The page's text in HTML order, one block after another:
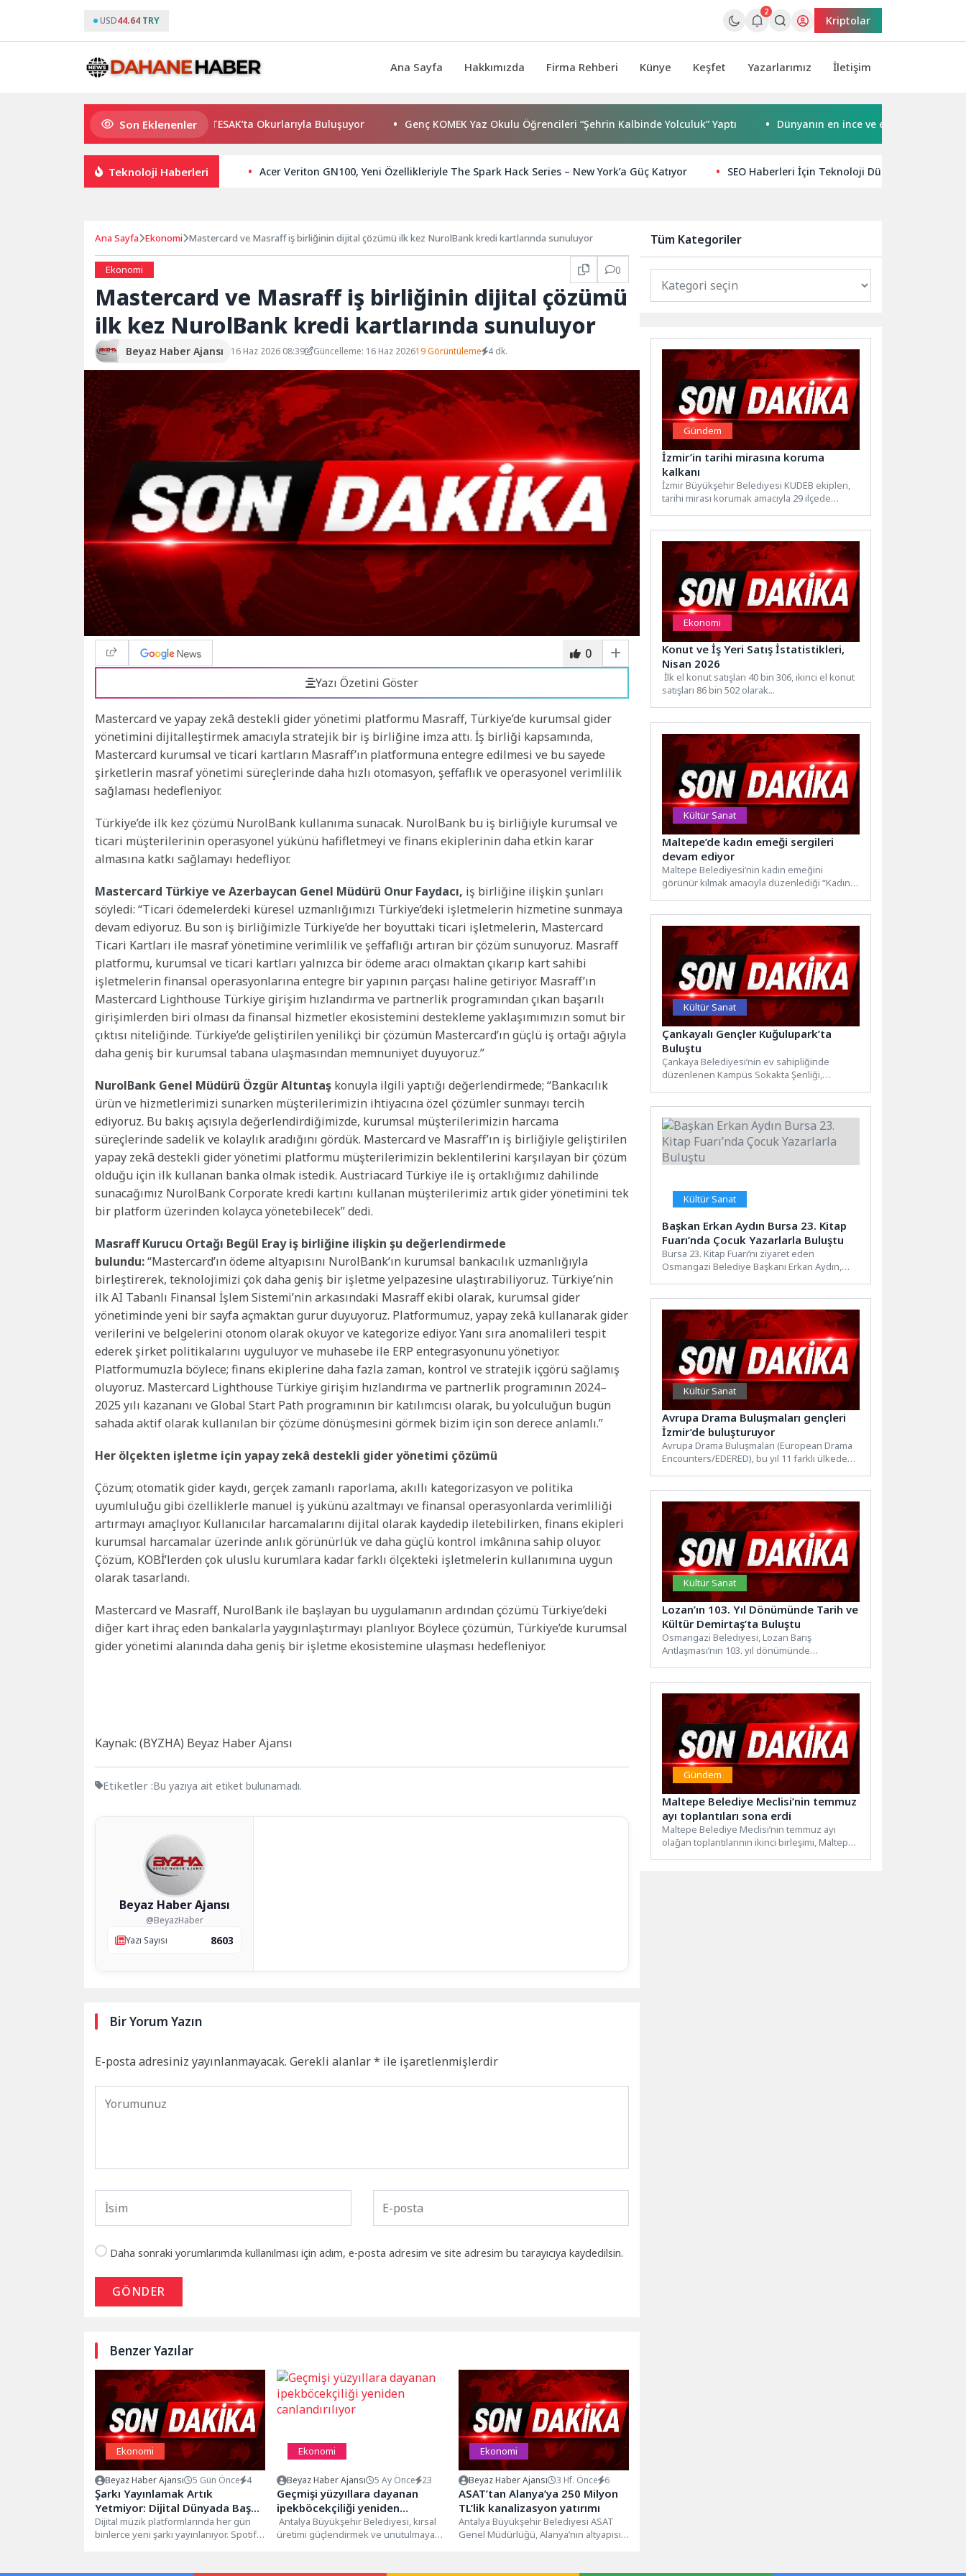
USD44.64 TRY
2
Kriptolar
Ana Sayfa Hakkımızda Firma Rehberi Künye Keşfet Yazarlarımız İletişim
Son Eklenenler
Usta Yazar Burhan Sönmez TESAK’ta Okurlarıyla Buluşuyor Genç KOMEK Yaz Okulu Öğrencileri “Şehrin Kalbinde Yolculuk” Yaptı Dünyanın en ince ve en güçlü katlanabilir
Teknoloji Haberleri Acer Veriton GN100, Yeni Özellikleriyle The Spark Hack Series – New York’a Güç Katıyor SEO Haberleri İçin Teknoloji Dünyasında Yeni
Ana Sayfa Ekonomi Mastercard ve Masraff iş birliğinin dijital çözümü ilk kez NurolBank kredi kartlarında sunuluyor
Ekonomi 0
Mastercard ve Masraff iş birliğinin dijital çözümü
ilk kez NurolBank kredi kartlarında sunuluyor
Beyaz Haber Ajansı 16 Haz 2026 08:39 Güncelleme: 16 Haz 202619 Görüntüleme 4 dk.
0
Yazı Özetini Göster
Mastercard ve yapay zekâ destekli gider yönetimi platformu Masraff, Türkiye’de kurumsal gider
yönetimini dijitalleştirmek amacıyla stratejik bir iş birliğine imza attı. İş birliği kapsamında,
Mastercard kurumsal ve ticari kartların Masraff’ın platformuna entegre edilmesi ve bu sayede
şirketlerin masraf yönetimi süreçlerinde daha hızlı otomasyon, şeffaflık ve operasyonel verimlilik
sağlaması hedefleniyor.
Türkiye’de ilk kez çözümü NurolBank kullanıma sunacak. NurolBank bu iş birliğiyle kurumsal ve
ticari müşterilerinin operasyonel yükünü hafifletmeyi ve finans ekiplerinin daha etkin karar
almasına katkı sağlamayı hedefliyor.
Mastercard Türkiye ve Azerbaycan Genel Müdürü Onur Faydacı, iş birliğine ilişkin şunları
söyledi: “Ticari ödemelerdeki küresel uzmanlığımızı Türkiye’deki işletmelerin hizmetine sunmaya
devam ediyoruz. Bu son iş birliğimizle Türkiye’de her boyuttaki ticari işletmelerin, Mastercard
Ticari Kartları ile masraf yönetimine verimlilik ve şeffaflığı artıran bir çözüm sunuyoruz. Masraff
platformu, kurumsal ve ticari kartları yalnızca bir ödeme aracı olmaktan çıkarıp kart sahibi
işletmelerin finansal operasyonlarına entegre bir yapının parçası haline getiriyor. Masraff’ın
Mastercard Lighthouse Türkiye girişim hızlandırma ve partnerlik programından çıkan başarılı
girişimlerden biri olması da finansal hizmetler ekosistemini destekleme yaklaşımımızın somut bir
çıktısı niteliğinde. Türkiye’de geliştirilen yenilikçi bir çözümün Mastercard’ın güçlü iş ortağı ağıyla
daha geniş bir kurumsal tabana ulaşmasından memnuniyet duyuyoruz.”
NurolBank Genel Müdürü Özgür Altuntaş konuyla ilgili yaptığı değerlendirmede; “Bankacılık
ürün ve hizmetlerimizi sunarken müşterilerimizin ihtiyacına özel çözümler sunmayı tercih
ediyoruz. Bu bakış açısıyla değerlendirdiğimizde, kurumsal müşterilerimizin harcama
süreçlerinde sadelik ve kolaylık aradığını gördük. Mastercard ve Masraff’ın iş birliğiyle geliştirilen
yapay zekâ destekli gider yönetimi platformu müşterilerimizin beklentilerini karşılayan bir çözüm
olduğu için ilk kullanan banka olmak istedik. Austriacard Türkiye ile iş ortaklığımız dahilinde
sunacağımız NurolBank Corporate kredi kartını kullanan müşterilerimiz artık gider yönetimini tek
bir platform üzerinden kolayca yönetebilecek” dedi.
Masraff Kurucu Ortağı Begül Eray iş birliğine ilişkin şu değerlendirmede
bulundu:“Mastercard’ın ödeme altyapısını NurolBank’ın kurumsal bankacılık uzmanlığıyla
birleştirerek, teknolojimizi çok daha geniş bir işletme yelpazesine ulaştırabiliyoruz. Türkiye’nin
ilk AI Tabanlı Finansal İşlem Sistemi’nin arkasındaki Masraff ekibi olarak, kurumsal gider
yönetiminde yeni bir sayfa açmaktan gurur duyuyoruz. Platformumuz, yapay zekâ kullanarak gider
verilerini ve belgelerini otonom olarak okuyor ve kategorize ediyor. Yanı sıra anomalileri tespit
ederek şirket politikalarını uyguluyor ve muhasebe ile ERP entegrasyonunu yönetiyor.
Platformumuzla böylece; finans ekiplerine daha fazla zaman, kontrol ve stratejik içgörü sağlamış
oluyoruz. Mastercard Lighthouse Türkiye girişim hızlandırma ve partnerlik programının 2024–
2025 yılı kazananı ve Global Start Path programının bir katılımcısı olarak, bu yolculuğun bugün
sahada aktif olarak kullanılan bir çözüme dönüşmesini görmek bizim için son derece anlamlı.”
Her ölçekten işletme için yapay zekâ destekli gider yönetimi çözümü
Çözüm; otomatik gider kaydı, gerçek zamanlı raporlama, akıllı kategorizasyon ve politika
uyumluluğu gibi özelliklerle manuel iş yükünü azaltmayı ve finansal operasyonlarda verimliliği
artırmayı amaçlıyor. Kullanıcılar harcamalarını dijital olarak kaydedip iletebilirken, finans ekipleri
kurumsal harcamalar üzerinde anlık görünürlük ve daha güçlü kontrol imkânına sahip oluyor.
Çözüm, KOBİ’lerden çok uluslu kurumlara kadar farklı ölçekteki işletmelerin kullanımına uygun
olarak tasarlandı.
Mastercard ve Masraff, NurolBank ile başlayan bu uygulamanın ardından çözümü Türkiye’deki
diğer kart ihraç eden bankalarla yaygınlaştırmayı planlıyor. Böylece çözümün, Türkiye’de kurumsal
gider yönetimi alanında daha geniş bir işletme ekosistemine ulaşması hedefleniyor.
Kaynak: (BYZHA) Beyaz Haber Ajansı
Etiketler :Bu yazıya ait etiket bulunamadı.
Beyaz Haber Ajansı
@BeyazHaber
Yazı Sayısı
8603
Bir Yorum Yazın
E-posta adresiniz yayınlanmayacak. Gerekli alanlar* ile işaretlenmişlerdir
Daha sonraki yorumlarımda kullanılması için adım, e-posta adresim ve site adresim bu tarayıcıya kaydedilsin.
GÖNDER
Benzer Yazılar
Ekonomi
Beyaz Haber Ajansı 5 Gün Önce 4
Şarkı Yayınlamak Artık
Yetmiyor: Dijital Dünyada Başarı
İçin PR, Haber Çalışmaları ve
YouTube Reklamları Öne Çıkıyor
Dijital müzik platformlarında her gün
binlerce yeni şarkı yayınlanıyor. Spotify,
Ekonomi
Beyaz Haber Ajansı 5 Ay Önce 23
Geçmişi yüzyıllara dayanan
ipekböcekçiliği yeniden
canlandırılıyor
Antalya Büyükşehir Belediyesi, kırsal
üretimi güçlendirmek ve unutulmaya
Ekonomi
Beyaz Haber Ajansı 3 Hf. Önce 6
ASAT’tan Alanya’ya 250 Milyon
TL’lik kanalizasyon yatırımı
Antalya Büyükşehir Belediyesi ASAT
Genel Müdürlüğü, Alanya’nın altyapısını
Tüm Kategoriler
Gündem
İzmir’in tarihi mirasına koruma
kalkanı
İzmir Büyükşehir Belediyesi KUDEB ekipleri,
tarihi mirası korumak amacıyla 29 ilçede
Ekonomi
Konut ve İş Yeri Satış İstatistikleri,
Nisan 2026
İlk el konut satışları 40 bin 306, ikinci el konut
satışları 86 bin 502 olarak...
Kültür Sanat
Maltepe’de kadın emeği sergileri
devam ediyor
Maltepe Belediyesi’nin kadın emeğini
görünür kılmak amacıyla düzenlediği “Kadın
Kültür Sanat
Çankayalı Gençler Kuğulupark’ta
Buluştu
Çankaya Belediyesi’nin ev sahipliğinde
düzenlenen Kampüs Sokakta Şenliği,
Kültür Sanat
Başkan Erkan Aydın Bursa 23. Kitap
Fuarı’nda Çocuk Yazarlarla Buluştu
Bursa 23. Kitap Fuarı’nı ziyaret eden
Osmangazi Belediye Başkanı Erkan Aydın,
Kültür Sanat
Avrupa Drama Buluşmaları gençleri
İzmir’de buluşturuyor
Avrupa Drama Buluşmaları (European Drama
Encounters/EDERED), bu yıl 11 farklı ülkeden
Kültür Sanat
Lozan’ın 103. Yıl Dönümünde Tarih ve
Kültür Demirtaş’ta Buluştu
Osmangazi Belediyesi, Lozan Barış
Antlaşması’nın 103. yıl dönümünde
Gündem
Maltepe Belediye Meclisi’nin temmuz
ayı toplantıları sona erdi
Maltepe Belediye Meclisi’nin temmuz ayı
olağan toplantılarının ikinci birleşimi, Maltepe